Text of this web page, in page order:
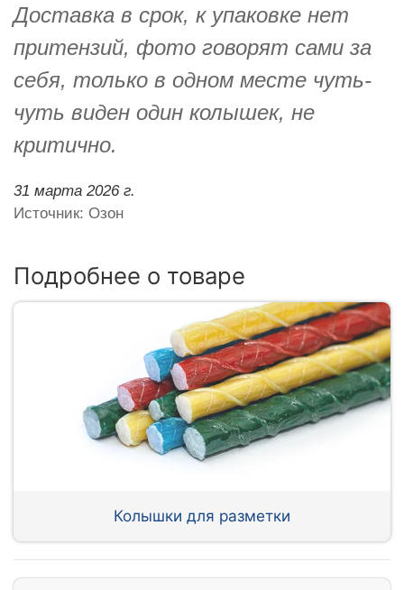
Доставка в срок, к упаковке нет
притензий, фото говорят сами за
себя, только в одном месте чуть-
чуть виден один колышек, не
критично.
31 марта 2026 г.
Источник: Озон
Подробнее о товаре
Колышки для разметки